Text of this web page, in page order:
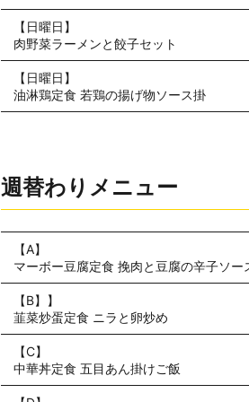
【日曜日】
肉野菜ラーメンと餃子セット
【日曜日】
油淋鶏定食 若鶏の揚げ物ソース掛
週替わりメニュー
【A】
マーボー豆腐定食 挽肉と豆腐の辛子ソー
【B】】
韮菜炒蛋定食 ニラと卵炒め
【C】
中華丼定食 五目あん掛けご飯